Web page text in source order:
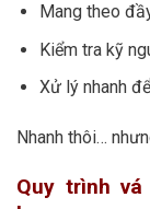
Mang theo
Kiểm tra kỹ
Xử lý nhanh
Nhanh thôi…
Quy trình